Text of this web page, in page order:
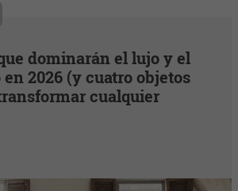
dominarán el lujo y el
2026 (y cuatro objetos
cualquier